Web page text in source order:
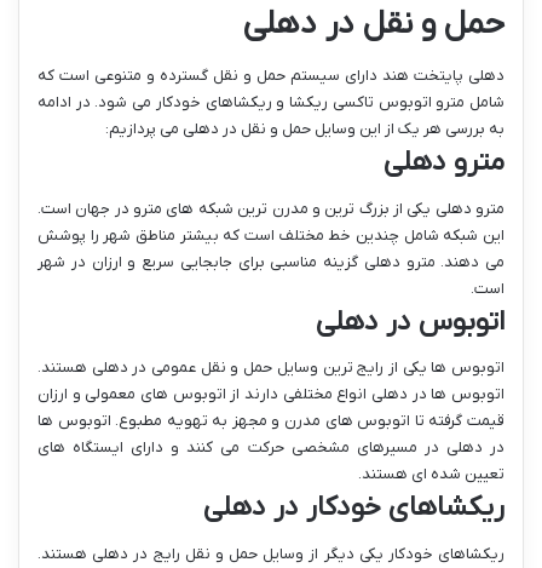
حمل و نقل در دهلی
دهلی پایتخت هند دارای سیستم حمل و نقل گسترده و متنوعی است که
شامل مترو اتوبوس تاکسی ریکشا و ریکشاهای خودکار می شود. در ادامه
به بررسی هر یک از این وسایل حمل و نقل در دهلی می پردازیم:
مترو دهلی
مترو دهلی یکی از بزرگ ترین و مدرن ترین شبکه های مترو در جهان است.
این شبکه شامل چندین خط مختلف است که بیشتر مناطق شهر را پوشش
می دهند. مترو دهلی گزینه مناسبی برای جابجایی سریع و ارزان در شهر
است.
اتوبوس در دهلی
اتوبوس ها یکی از رایج ترین وسایل حمل و نقل عمومی در دهلی هستند.
اتوبوس ها در دهلی انواع مختلفی دارند از اتوبوس های معمولی و ارزان
قیمت گرفته تا اتوبوس های مدرن و مجهز به تهویه مطبوع. اتوبوس ها
در دهلی در مسیرهای مشخصی حرکت می کنند و دارای ایستگاه های
تعیین شده ای هستند.
ریکشاهای خودکار در دهلی
ریکشاهای خودکار یکی دیگر از وسایل حمل و نقل رایج در دهلی هستند.